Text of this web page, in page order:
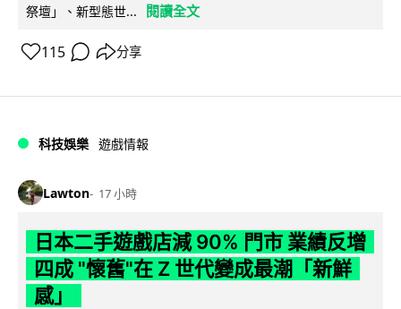
祭壇」、新型態世...
閱讀全文
115 分享
科技娛樂 遊戲情報
Lawton 17 小時
日本二手遊戲店減 90% 門市 業績反增
四成 "懷舊"在 Z 世代變成最潮「新鮮
感」